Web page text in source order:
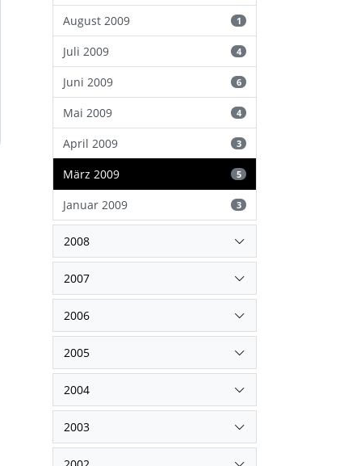
August 2009 1
Juli 2009 4
Juni 2009 6
Mai 2009 4
April 2009 3
März 2009 5
Januar 2009 3
2008
2007
2006
2005
2004
2003